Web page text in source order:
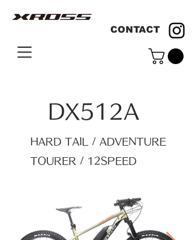
CONTACT
DX512A
HARD TAIL / ADVENTURE
TOURER / 12SPEED